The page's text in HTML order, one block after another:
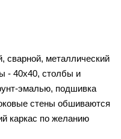
сварной, металлический
- 40х40, столбы и
эмалью, подшивка
стены обшиваются
каркас по желанию